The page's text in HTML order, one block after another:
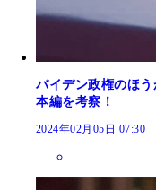
バイデン政権のほ
本編を考察！
2024年02月05日 07:30